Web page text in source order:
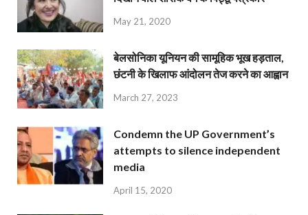
May 21, 2020
बेलसोनिका यूनियन की सामूहिक भूख हड़ताल,
छंटनी के खिलाफ आंदोलन तेज करने का आह्वान
March 27, 2023
Condemn the UP Government’s
attempts to silence independent
media
April 15, 2020